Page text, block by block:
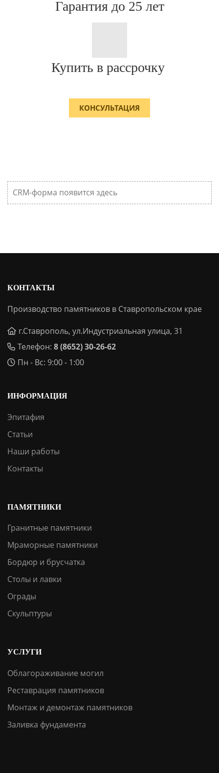
Гарантия до 25 лет
Купить в рассрочку
КОНСУЛЬТАЦИЯ
CRM-форма появится здесь
КОНТАКТЫ
Производство памятников в Ставропольском крае
г.Ставрополь, ул.Индустриальная улица, 31
Телефон: 8 (8652) 30-26-62
Пн - Вс: 9:00 - 1:00
ИНФОРМАЦИЯ
Эпитафия
Статьи
Наши работы
Контакты
ПАМЯТНИКИ
Гранитные памятники
Мраморные памятники
Бордюр и брусчатка
Столы и лавки
Ограды
Скульптуры
УСЛУГИ
Облагораживание могил
Реставрация памятников
Монтаж и демонтаж памятников
Заливка фундамента